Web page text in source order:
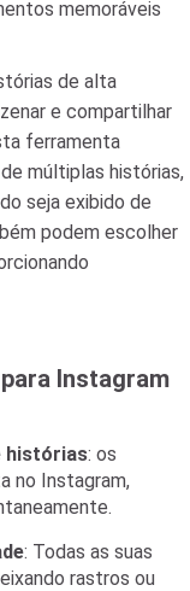
memoráveis
de alta
e compartilhar
ferramenta
múltiplas histórias,
seja exibido de
podem escolher
Instagram
histórias: os
no Instagram,
: Todas as suas
rastros ou